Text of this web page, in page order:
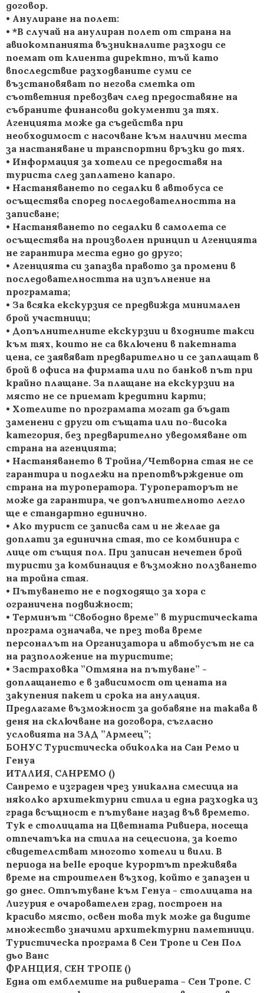
договор.
• Анулиране на полет:
• *В случай на анулиран полет от страна на
авиокомпанията възникналите разходи се
поемат от клиента директно, тъй като
впоследствие разходваните суми се
възстановяват по негова сметка от
съответния превозвач след предоставяне на
събраните финансови документи за тях.
Агенцията може да съдейства при
необходимост с насочване към налични места
за настаняване и транспортни връзки до тях.
• Информация за хотели се предоставя на
туриста след заплатено капаро.
• Настаняването по седалки в автобуса се
осъщестява според последователността на
записване;
• Настаняването по седалки в самолета се
осъщестява на произволен принцип и Агенцията
не гарантира места едно до друго;
• Агенцията си запазва правото за промени в
последователността на изпълнение на
програмата;
• За всяка екскурзия се предвижда минимален
брой участници;
• Допълнителните екскурзии и входните такси
към тях, които не са включени в пакетната
цена, се заявяват предварително и се заплащат в
брой в офиса на фирмата или по банков път при
крайно плащане. За плащане на екскурзии на
място не се приемат кредитни карти;
• Хотелите по програмата могат да бъдат
заменени с други от същата или по-висока
категория, без предварително уведомяване от
страна на агенцията;
• Настаняването в Тройна/Четворна стая не се
гарантира и подлежи на препотвърждение от
страна на туроператора. Туроператорът не
може да гарантира, че допълнителното легло
ще е стандартно единично.
• Ако турист се записва сам и не желае да
доплати за единична стая, то се комбинира с
лице от същия пол. При записан нечетен брой
туристи за комбинация е възможно ползването
на тройна стая.
• Пътуването не е подходящо за хора с
ограничена подвижност;
• Терминът “Свободно време” в туристическата
програма означава, че през това време
персоналът на Организатора и автобусът не са
на разположение на туристите;
• Застраховка ”Отмяна на пътуване” -
доплащането е в зависимост от цената на
закупения пакет и срока на анулация.
Предлагаме възможност за добавяне на такава в
деня на сключване на договора, съгласно
условията на ЗАД ”Армеец”;
БОНУС Туристическа обиколка на Сан Ремо и
Генуа
ИТАЛИЯ, САНРЕМО ()
Санремо е изграден чрез уникална смесица на
няколко архитектурни стила и една разходка из
града всъщност е пътуване назад във времето.
Тук е столицата на Цветната Ривиера, носеща
отпечатъка на стила на сецесиона, за което
свидетелстват многото хотели и вили. В
периода на belle epoque курортът преживява
време на строителен възход, който е запазен и
до днес. Отпътуване към Генуа - столицата на
Лигурия е очарователен град, построен на
красиво място, освен това тук може да видите
множество значими архитектурни паметници.
Туристическа програма в Сен Тропе и Сен Пол
дьо Ванс
ФРАНЦИЯ, СЕН ТРОПЕ ()
Една от емблемите на ривиерата - Сен Тропе. С